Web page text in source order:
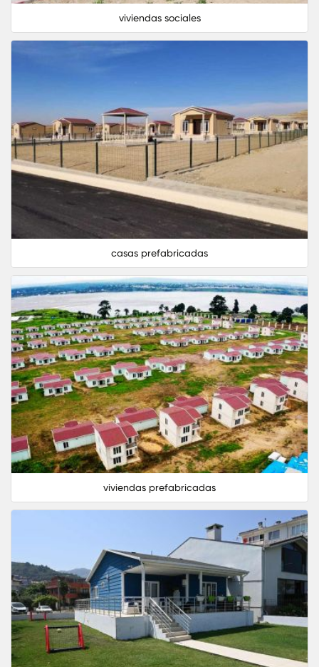
viviendas sociales
casas prefabricadas
viviendas prefabricadas